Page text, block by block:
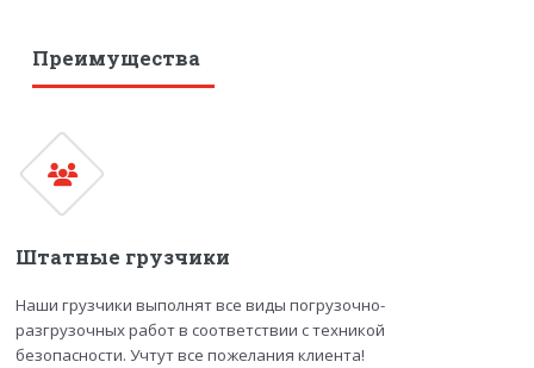
Преимущества
Штатные грузчики
Наши грузчики выполнят все виды погрузочно-
разгрузочных работ в соответствии с техникой
безопасности. Учтут все пожелания клиента!